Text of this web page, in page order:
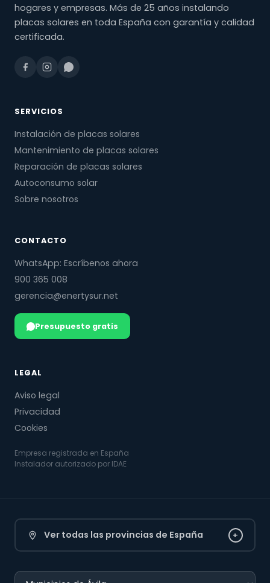
hogares y empresas. Más de 25 años instalando
placas solares en toda España con garantía y calidad
certificada.
SERVICIOS
Instalación de placas solares
Mantenimiento de placas solares
Reparación de placas solares
Autoconsumo solar
Sobre nosotros
CONTACTO
WhatsApp: Escríbenos ahora
900 365 008
gerencia@enertysur.net
Presupuesto gratis
LEGAL
Aviso legal
Privacidad
Cookies
Empresa registrada en España
Instalador autorizado por IDAE
Ver todas las provincias de España +